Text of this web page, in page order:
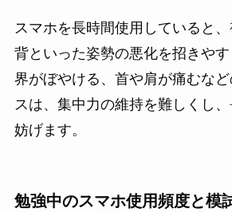
スマホを長時間使用していると
背といった姿勢の悪化を招きや
界がぼやける、首や肩が痛むな
スは、集中力の維持を難しくし
妨げます。
勉強中のスマホ使用頻度と模